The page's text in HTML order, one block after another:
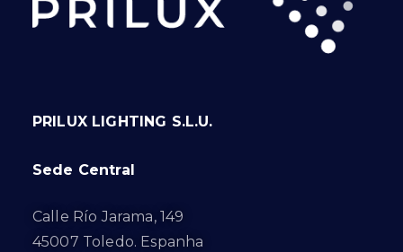
PRILUX LIGHTING S.L.U.
Sede Central
Calle Río Jarama, 149
45007 Toledo. Espanha